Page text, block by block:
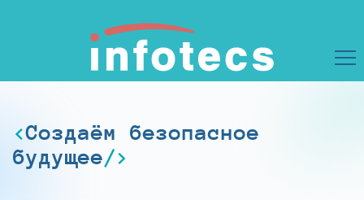
Создаём безопасное
будущее